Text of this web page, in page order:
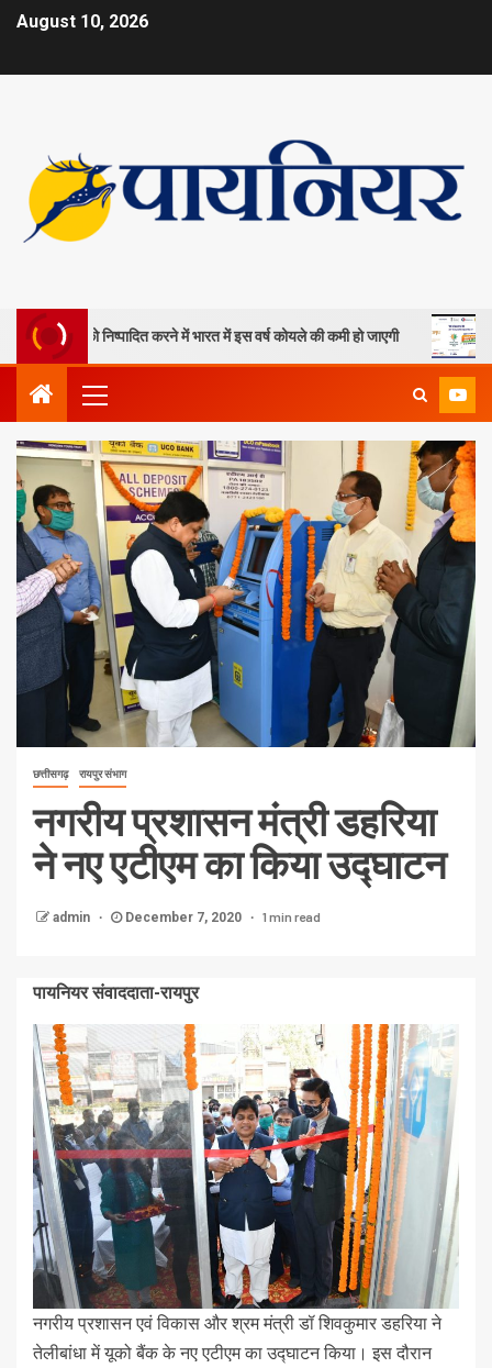
August 10, 2026
को निष्पादित करने में भारत में इस वर्ष कोयले की कमी हो जाएगी ओपी
छत्तीसगढ़ रायपुर संभाग
नगरीय प्रशासन मंत्री डहरिया
ने नए एटीएम का किया उद्घाटन
admin December 7, 2020 1 min read
पायनियर संवाददाता-रायपुर
नगरीय प्रशासन एवं विकास और श्रम मंत्री डॉ शिवकुमार डहरिया ने
तेलीबांधा में यूको बैंक के नए एटीएम का उद्घाटन किया। इस दौरान